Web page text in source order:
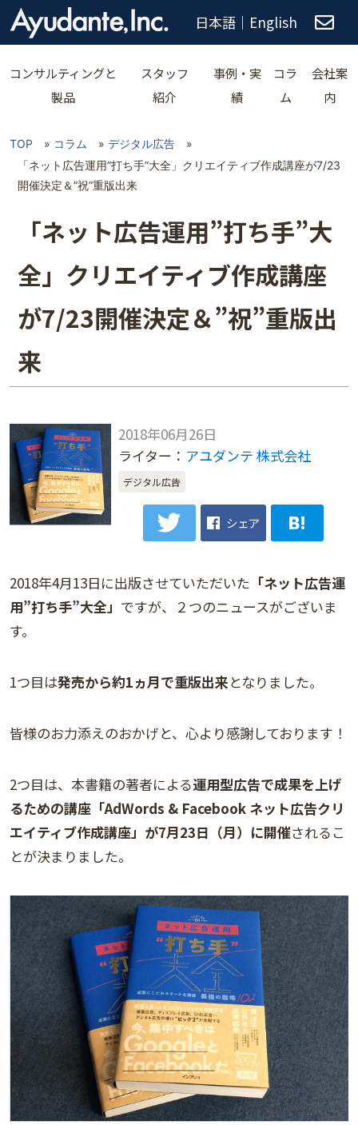
日本語 ｜ English
コンサルティングと
製品
スタッフ
紹介
事例・実
績
コラ
ム
会社案
内
TOP » コラム » デジタル広告
»
「ネット広告運用”打ち手”大全」クリエイティブ作成講座が7/23
開催決定＆”祝”重版出来
「ネット広告運用”打ち手”大
全」クリエイティブ作成講座
が7/23開催決定＆”祝”重版出
来
2018年06月26日
ライター： アユダンテ 株式会社
デジタル広告
シェア
2018年4月13日に出版させていただいた 「ネット広告運
用”打ち手”大全」 ですが、２つのニュースがございま
す。
1つ目は発売から約1ヵ月で重版出来となりました。
皆様のお力添えのおかげと、心より感謝しております！
2つ目は、本書籍の著者による運用型広告で成果を上げ
るための講座「AdWords & Facebook ネット広告クリ
エイティブ作成講座」が7月23日（月）に開催されるこ
とが決まりました。